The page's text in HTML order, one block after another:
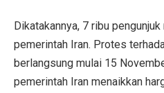
Dikatakannya, 7 ribu
pemerintah Iran. Protes
berlangsung mulai 15
pemerintah Iran menaikkan